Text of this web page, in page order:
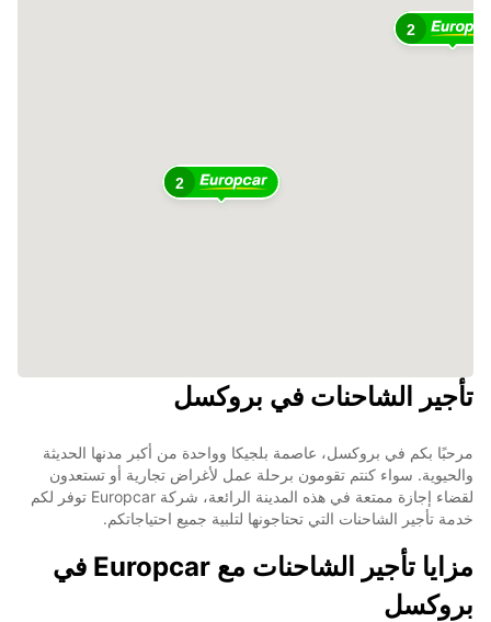
2
2
تأجير الشاحنات في بروكسل
مرحبًا بكم في بروكسل، عاصمة بلجيكا وواحدة من أكبر مدنها الحديثة
والحيوية. سواء كنتم تقومون برحلة عمل لأغراض تجارية أو تستعدون
لقضاء إجازة ممتعة في هذه المدينة الرائعة، شركة Europcar توفر لكم
خدمة تأجير الشاحنات التي تحتاجونها لتلبية جميع احتياجاتكم.
مزايا تأجير الشاحنات مع Europcar في
بروكسل